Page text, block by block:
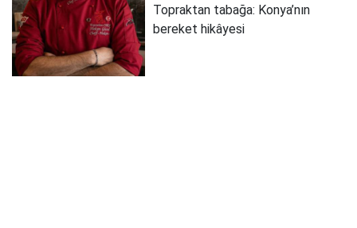
Topraktan tabağa: Konya’nın
bereket hikâyesi